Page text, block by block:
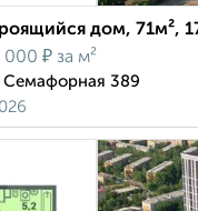
дом, 71м²,
000 ₽ за м²
Семафорная 389